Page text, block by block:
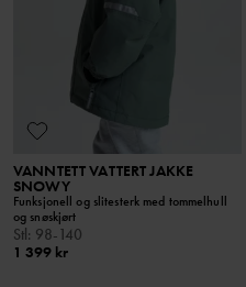
VANNTETT VATTERT JAKKE
SNOWY
Funksjonell og slitesterk med tommelhull
og snøskjørt
Stl: 98-140
1 399 kr